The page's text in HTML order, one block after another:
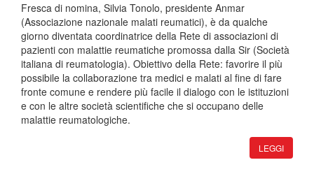
Fresca di nomina, Silvia Tonolo, presidente Anmar
(Associazione nazionale malati reumatici), è da qualche
giorno diventata coordinatrice della Rete di associazioni di
pazienti con malattie reumatiche promossa dalla Sir (Società
italiana di reumatologia). Obiettivo della Rete: favorire il più
possibile la collaborazione tra medici e malati al fine di fare
fronte comune e rendere più facile il dialogo con le istituzioni
e con le altre società scientifiche che si occupano delle
malattie reumatologiche.
LEGGI